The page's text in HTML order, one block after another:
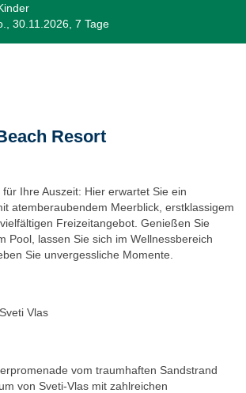
30.11.2026, 7 Tage
Resort
Ihre Auszeit: Hier erwartet Sie ein
atemberaubendem Meerblick, erstklassigem
Freizeitangebot. Genießen Sie
Pool, lassen Sie sich im Wellnessbereich
Sie unvergessliche Momente.
Vlas
vom traumhaften Sandstrand
von Sveti-Vlas mit zahlreichen